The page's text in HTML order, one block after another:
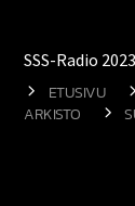
SSS-Radio 2023
ETUSIVU
ARKISTO